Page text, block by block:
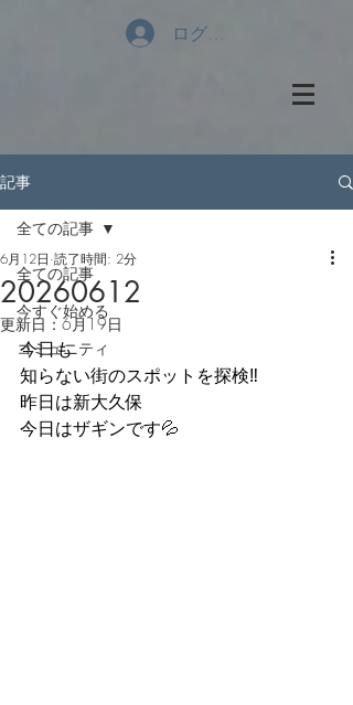
ログイン
記事
全ての記事
今すぐ始める
コミュニティ
全ての記事
20260612
6月12日 読了時間: 2分
更新日： 6月19日
今日も
知らない街のスポットを探検‼️
昨日は新大久保
今日はザギンです💦